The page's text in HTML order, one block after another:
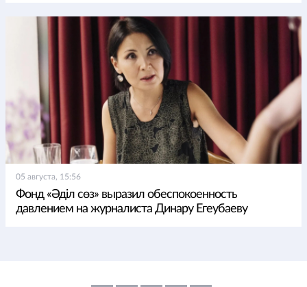
05 августа, 15:56
Фонд «Әділ сөз» выразил обеспокоенность
давлением на журналиста Динару Егеубаеву